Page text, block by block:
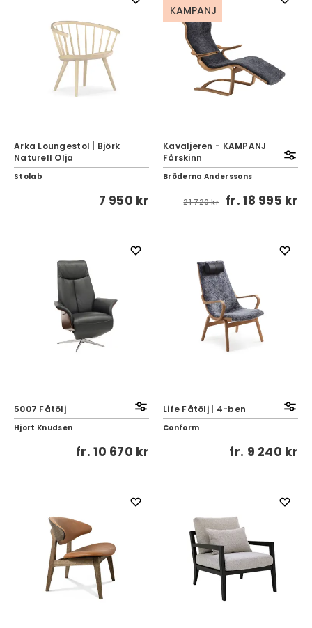
Arka Loungestol | Björk
Naturell Olja
Stolab
7 950 kr
KAMPANJ
Kavaljeren - KAMPANJ
Fårskinn
Bröderna Anderssons
21 720 kr fr.18 995 kr
5007 Fåtölj
Hjort Knudsen
fr.10 670 kr
Life Fåtölj | 4-ben
Conform
fr. 9 240 kr